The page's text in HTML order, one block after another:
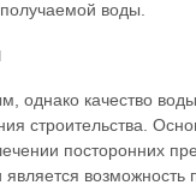
воды.
однако качество
строительства.
посторонних
возможность